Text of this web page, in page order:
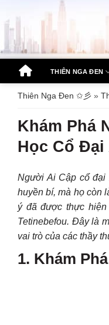
qua
dung
THIÊN NGA ĐEN
Thiên Nga Đen ✩彡 »
Khám Phá
Học Cổ Đại
Người Ai Cập cổ đại
huyền bí, mà họ còn
ý đã được thực
Tetinebefou. Đây là
vai trò của các thầy
1. Khám